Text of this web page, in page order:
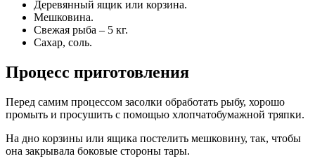
Деревянный ящик или корзина.
Мешковина.
Свежая рыба – 5 кг.
Сахар, соль.
Процесс приготовления
Перед самим процессом засолки обработать рыбу, хорошо
промыть и просушить с помощью хлопчатобумажной тряпки.
На дно корзины или ящика постелить мешковину, так, чтобы
она закрывала боковые стороны тары.